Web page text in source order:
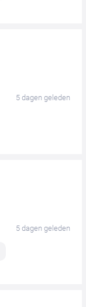
5 dagen geleden
5 dagen geleden